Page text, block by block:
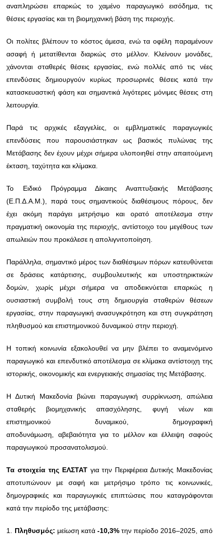
αναπληρώσει επαρκώς το χαμένο παραγωγικό εισόδημα, τις
θέσεις εργασίας και τη βιομηχανική βάση της περιοχής.
Οι πολίτες βλέπουν το κόστος άμεσα, ενώ τα οφέλη παραμένουν
ασαφή ή μετατίθενται διαρκώς στο μέλλον. Κλείνουν μονάδες,
χάνονται σταθερές θέσεις εργασίας, ενώ πολλές από τις νέες
επενδύσεις δημιουργούν κυρίως προσωρινές θέσεις κατά την
κατασκευαστική φάση και σημαντικά λιγότερες μόνιμες θέσεις στη
λειτουργία.
Παρά τις αρχικές εξαγγελίες, οι εμβληματικές παραγωγικές
επενδύσεις που παρουσιάστηκαν ως βασικός πυλώνας της
Μετάβασης δεν έχουν μέχρι σήμερα υλοποιηθεί στην απαιτούμενη
έκταση, ταχύτητα και κλίμακα.
Το Ειδικό Πρόγραμμα Δίκαιης Αναπτυξιακής Μετάβασης
(Ε.Π.Δ.Α.Μ.), παρά τους σημαντικούς διαθέσιμους πόρους, δεν
έχει ακόμη παράγει μετρήσιμο και ορατό αποτέλεσμα στην
πραγματική οικονομία της περιοχής, αντίστοιχο του μεγέθους των
απωλειών που προκάλεσε η απολιγνιτοποίηση.
Παράλληλα, σημαντικό μέρος των διαθέσιμων πόρων κατευθύνεται
σε δράσεις κατάρτισης, συμβουλευτικής και υποστηρικτικών
δομών, χωρίς μέχρι σήμερα να αποδεικνύεται επαρκώς η
ουσιαστική συμβολή τους στη δημιουργία σταθερών θέσεων
εργασίας, στην παραγωγική ανασυγκρότηση και στη συγκράτηση
πληθυσμού και επιστημονικού δυναμικού στην περιοχή.
Η τοπική κοινωνία εξακολουθεί να μην βλέπει το αναμενόμενο
παραγωγικό και επενδυτικό αποτέλεσμα σε κλίμακα αντίστοιχη της
ιστορικής, οικονομικής και ενεργειακής σημασίας της Μετάβασης.
Η Δυτική Μακεδονία βιώνει παραγωγική συρρίκνωση, απώλεια
σταθερής βιομηχανικής απασχόλησης, φυγή νέων και
επιστημονικού δυναμικού, δημογραφική
αποδυνάμωση, αβεβαιότητα για το μέλλον και έλλειψη σαφούς
παραγωγικού προσανατολισμού.
Τα στοιχεία της ΕΛΣΤΑΤ για την Περιφέρεια Δυτικής Μακεδονίας
αποτυπώνουν με σαφή και μετρήσιμο τρόπο τις κοινωνικές,
δημογραφικές και παραγωγικές επιπτώσεις που καταγράφονται
κατά την περίοδο της μετάβασης:
1. Πληθυσμός: μείωση κατά -10,3% την περίοδο 2016–2025, από